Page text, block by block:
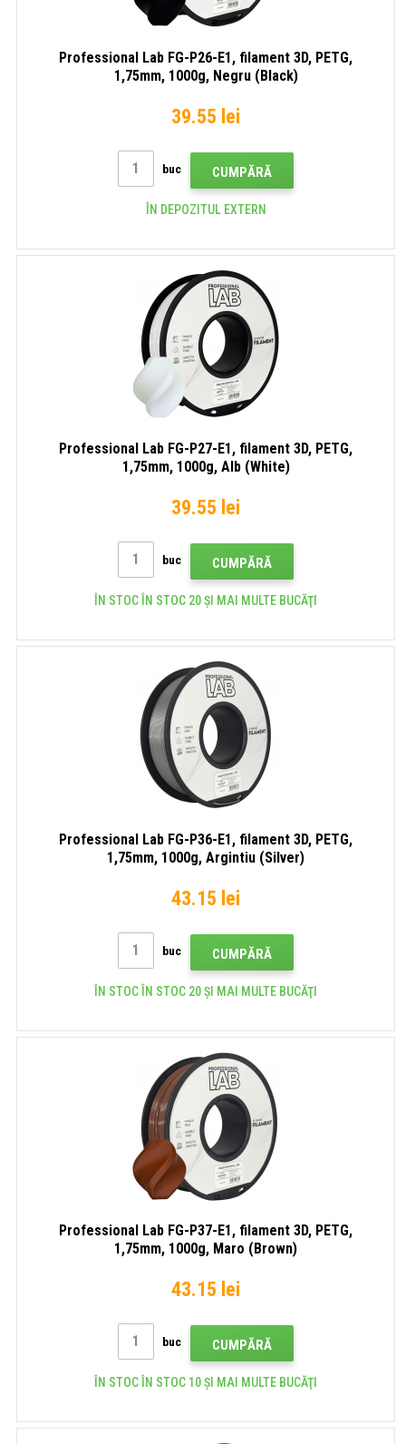
Professional Lab FG-P26-E1, filament 3D, PETG,
1,75mm, 1000g, Negru (Black)
39.55 lei
buc CUMPĂRĂ
ÎN DEPOZITUL EXTERN
Professional Lab FG-P27-E1, filament 3D, PETG,
1,75mm, 1000g, Alb (White)
39.55 lei
buc CUMPĂRĂ
ÎN STOC ÎN STOC 20 ȘI MAI MULTE BUCĂŢI
Professional Lab FG-P36-E1, filament 3D, PETG,
1,75mm, 1000g, Argintiu (Silver)
43.15 lei
buc CUMPĂRĂ
ÎN STOC ÎN STOC 20 ȘI MAI MULTE BUCĂŢI
Professional Lab FG-P37-E1, filament 3D, PETG,
1,75mm, 1000g, Maro (Brown)
43.15 lei
buc CUMPĂRĂ
ÎN STOC ÎN STOC 10 ȘI MAI MULTE BUCĂŢI